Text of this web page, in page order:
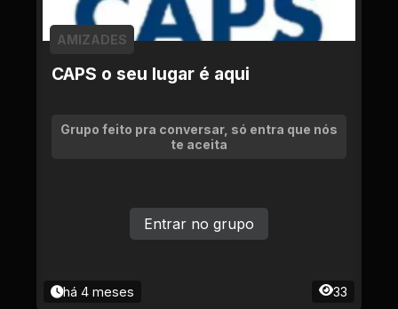
CAPS o seu lugar é aqui
AMIZADES
Grupo feito pra conversar, só entra que nós
te aceita
há 4 meses 33
Entrar no grupo